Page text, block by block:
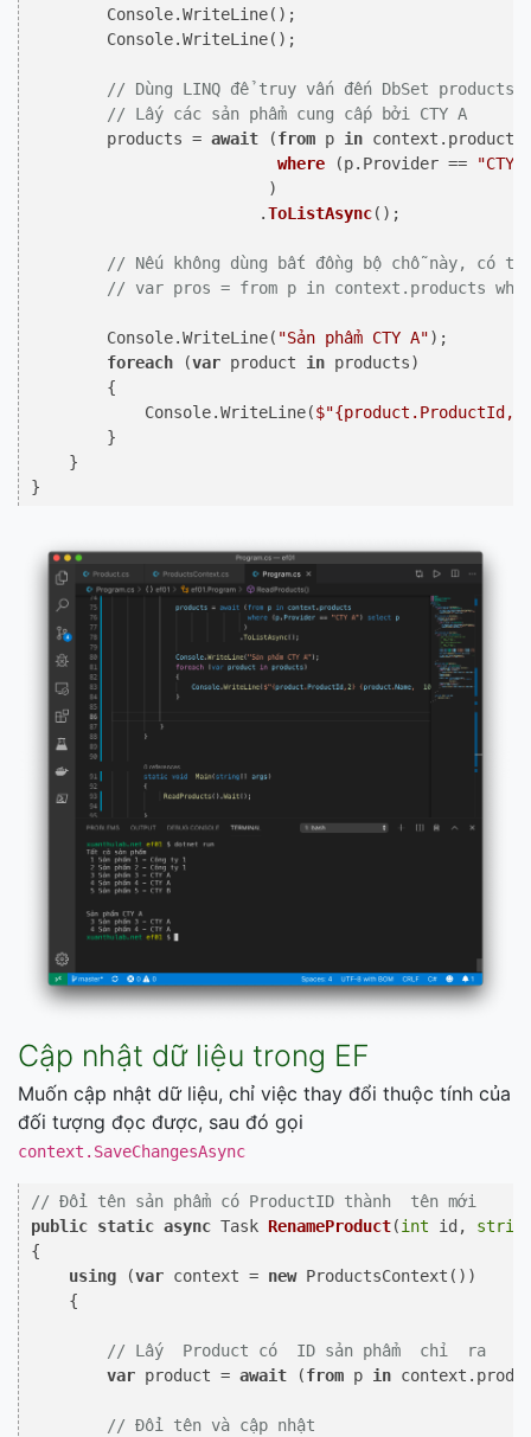
        Console.WriteLine();
        Console.WriteLine();
// Dùng LINQ để truy vấn đến DbSet products
// Lấy các sản phẩm cung cấp bởi CTY A
        products =
await (from p in context. products
where (p.Provider ==
"CTY
                         )
                        .
ToListAsync() ;
// Nếu không dùng bất đồng bộ chỗ này, có
// var pros = from p in context.products
        Console.WriteLine(
"Sản phẩm CTY A");
foreach (var product in products)
        {
            Console.WriteLine(
$"{product.ProductId,
        }
    }
Cập nhật dữ liệu trong EF
Muốn cập nhật dữ liệu, chỉ việc thay đổi thuộc tính của
đối tượng đọc được, sau đó gọi
context.SaveChangesAsync
// Đổi tên sản phẩm có ProductID thành  tên mới
public static async Task RenameProduct(int id,
{
using (var context = new ProductsContext())
    {
// Lấy  Product có  ID sản phẩm  chỉ  ra
var product = await (from p in context.
// Đổi tên và cập nhật